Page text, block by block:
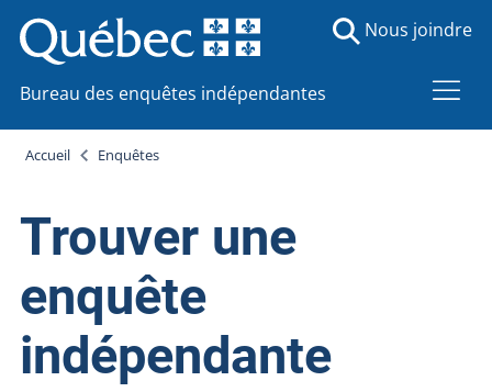
Bureau des enquêtes indépendantes
Nous joindre
Accueil Enquêtes
Trouver une
enquête
indépendante